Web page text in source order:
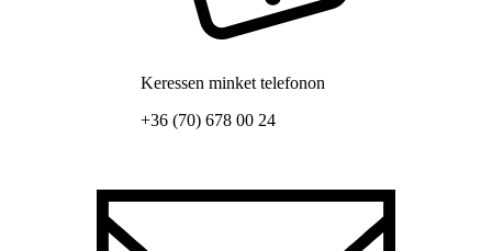
Keressen minket telefonon
+36 (70) 678 00 24